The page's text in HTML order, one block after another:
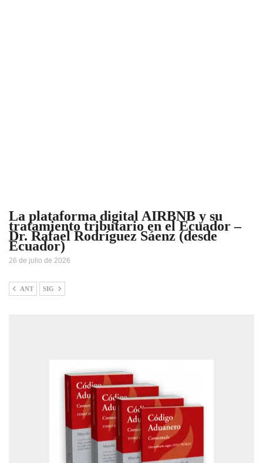
La plataforma digital AIRBNB y su
tratamiento tributario en el Ecuador –
Dr. Rafael Rodríguez Sáenz (desde
Ecuador)
26 de julio de 2026
ANT SIG